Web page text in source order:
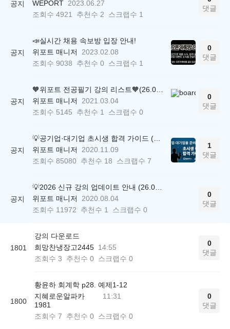
공지 WEPORT 2023.06.27
조회수 4921 추천수 2 스크랩수 1
댓글
공지
📣실시간 채용 속보방 입장 안내!
위포트 매니저
2023.02.08
조회수 9038 추천수 0 스크랩수 1
0
댓글
공지
🧡위포트 전공필기 강의 리스트🧡(26.05.22 ver.)
위포트 매니저
2021.03.04
조회수 5145 추천수 1 스크랩수 0
0
댓글
공지
💡공기업·대기업 초시생 합격 가이드 (26.04.21 ver.)
위포트 매니저
2020.11.09
조회수 85080 추천수 18 스크랩수 7
1
댓글
공지
💡2026 신규 강의 업데이트 안내 (26.04.17 ver.)
위포트 매니저
2020.08.04
조회수 11972 추천수 1 스크랩수 0
0
댓글
1801
강의 다운로드
희망찬냉장고2445 14:55
조회수 3 추천수 0 스크랩수 0
0
댓글
1800
황윤하 회계학 p28. 예제1-12
지혜로운알파카
1981
11:31
조회수 7 추천수 0 스크랩수 0
0
댓글